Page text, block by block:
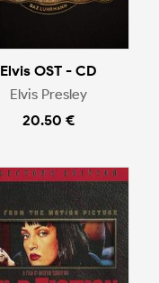
Elvis OST - CD
Elvis Presley
20.50 €